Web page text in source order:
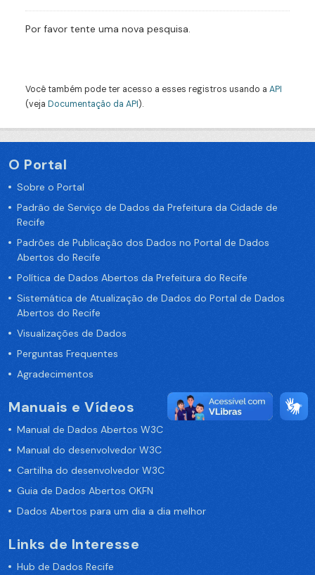
Por favor tente uma nova pesquisa.
Você também pode ter acesso a esses registros usando a API
(veja Documentação da API).
O Portal
Sobre o Portal
Padrão de Serviço de Dados da Prefeitura da Cidade de
Recife
Padrões de Publicação dos Dados no Portal de Dados
Abertos do Recife
Política de Dados Abertos da Prefeitura do Recife
Sistemática de Atualização de Dados do Portal de Dados
Abertos do Recife
Visualizações de Dados
Perguntas Frequentes
Agradecimentos
Manuais e Vídeos
Manual de Dados Abertos W3C
Manual do desenvolvedor W3C
Cartilha do desenvolvedor W3C
Guia de Dados Abertos OKFN
Dados Abertos para um dia a dia melhor
Links de Interesse
Hub de Dados Recife